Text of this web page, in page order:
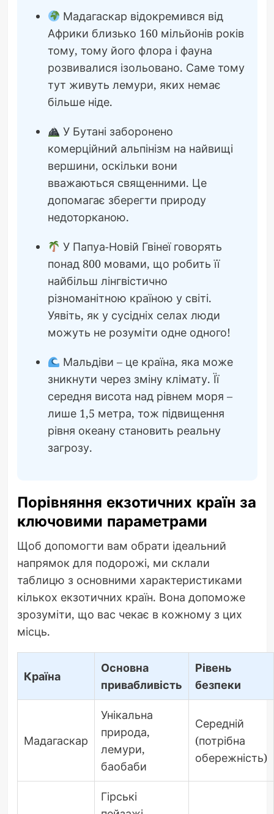
Мадагаскар відокремився від
Африки близько 160 мільйонів років
тому, тому його флора і фауна
розвивалися ізольовано. Саме тому
тут живуть лемури, яких немає
більше ніде.
У Бутані заборонено
комерційний альпінізм на найвищі
вершини, оскільки вони
вважаються священними. Це
допомагає зберегти природу
недоторканою.
У Папуа-Новій Гвінеї говорять
понад 800 мовами, що робить її
найбільш лінгвістично
різноманітною країною у світі.
Уявіть, як у сусідніх селах люди
можуть не розуміти одне одного!
Мальдіви – це країна, яка може
зникнути через зміну клімату. Її
середня висота над рівнем моря –
лише 1,5 метра, тож підвищення
рівня океану становить реальну
загрозу.
Порівняння екзотичних країн за
ключовими параметрами
Щоб допомогти вам обрати ідеальний
напрямок для подорожі, ми склали
таблицю з основними характеристиками
кількох екзотичних країн. Вона допоможе
зрозуміти, що вас чекає в кожному з цих
місць.
Країна
Основна
привабливість
Рівень
безпеки
Мадагаскар
Унікальна
природа,
лемури,
баобаби
Середній
(потрібна
обережність)
Гірські